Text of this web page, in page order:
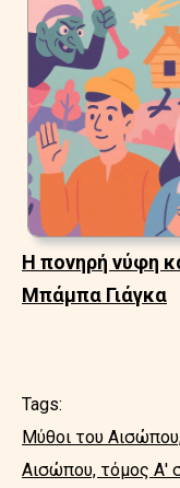
Η πονηρή νύφη
Μπάμπα Γιάγκα
Tags:
Μύθοι του
Αισώπου, τόμος Α'